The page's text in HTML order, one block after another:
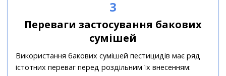
3
Переваги застосування бакових
сумішей
Використання бакових сумішей пестицидів має ряд
істотних переваг перед роздільним їх внесенням: